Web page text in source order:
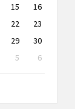
15
16
22
23
29
30
5
6